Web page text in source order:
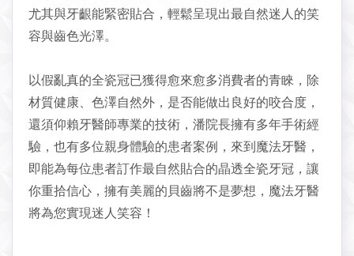
尤其與牙齦能緊密貼合，輕鬆呈現出最自然迷人的笑
容與齒色光澤。
以假亂真的全瓷冠已獲得愈來愈多消費者的青睞，除
材質健康、色澤自然外，是否能做出良好的咬合度，
還須仰賴牙醫師專業的技術，潘院長擁有多年手術經
驗，也有多位親身體驗的患者案例，來到魔法牙醫，
即能為每位患者訂作最自然貼合的晶透全瓷牙冠，讓
你重拾信心，擁有美麗的貝齒將不是夢想，魔法牙醫
將為您實現迷人笑容！